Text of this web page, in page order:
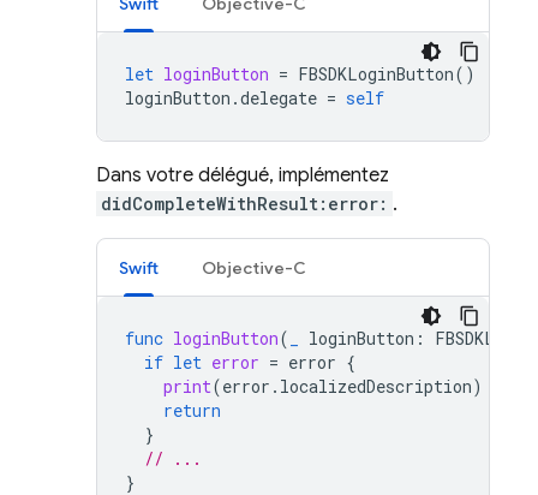
let loginButton = FBSDKLoginButton()
loginButton .delegate = self
Dans votre délégué, implémentez
didCompleteWithResult:error: .
Swift Objective-C
func loginButton( loginButton :
if let error = error {
print(error . localizedDescription)
return
}
// ...
}